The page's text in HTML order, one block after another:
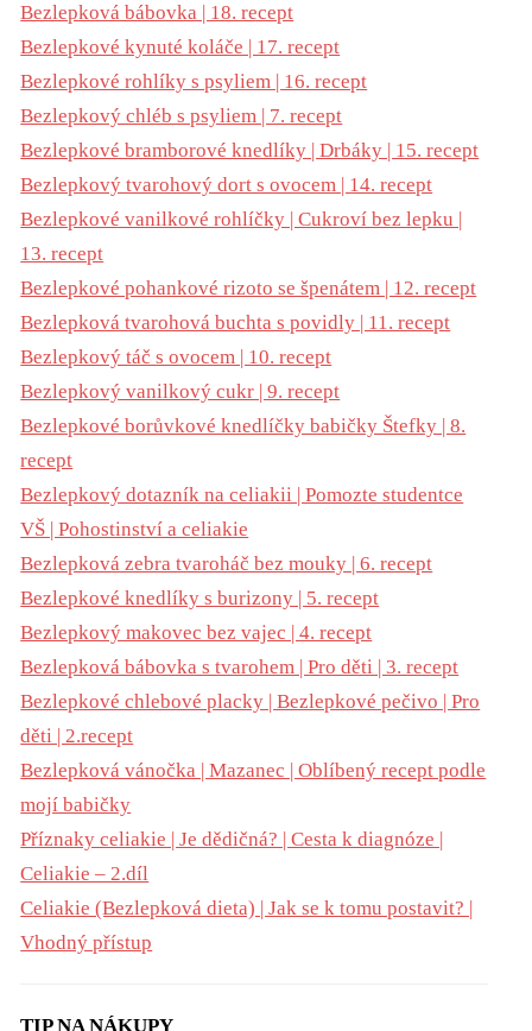
Bezlepková bábovka | 18. recept
Bezlepkové kynuté koláče | 17. recept
Bezlepkové rohlíky s psyliem | 16. recept
Bezlepkový chléb s psyliem | 7. recept
Bezlepkové bramborové knedlíky | Drbáky | 15. recept
Bezlepkový tvarohový dort s ovocem | 14. recept
Bezlepkové vanilkové rohlíčky | Cukroví bez lepku |
13. recept
Bezlepkové pohankové rizoto se špenátem | 12. recept
Bezlepková tvarohová buchta s povidly | 11. recept
Bezlepkový táč s ovocem | 10. recept
Bezlepkový vanilkový cukr | 9. recept
Bezlepkové borůvkové knedlíčky babičky Štefky | 8.
recept
Bezlepkový dotazník na celiakii | Pomozte studentce
VŠ | Pohostinství a celiakie
Bezlepková zebra tvaroháč bez mouky | 6. recept
Bezlepkové knedlíky s burizony | 5. recept
Bezlepkový makovec bez vajec | 4. recept
Bezlepková bábovka s tvarohem | Pro děti | 3. recept
Bezlepkové chlebové placky | Bezlepkové pečivo | Pro
děti | 2.recept
Bezlepková vánočka | Mazanec | Oblíbený recept podle
mojí babičky
Příznaky celiakie | Je dědičná? | Cesta k diagnóze |
Celiakie – 2.díl
Celiakie (Bezlepková dieta) | Jak se k tomu postavit? |
Vhodný přístup
TIP NA NÁKUPY